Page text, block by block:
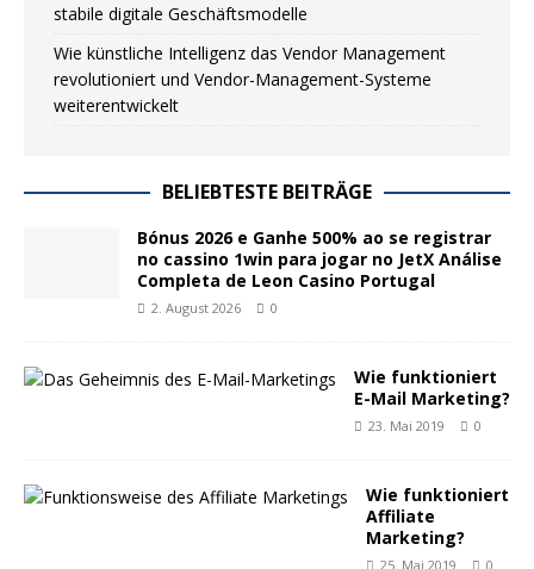
stabile digitale Geschäftsmodelle
Wie künstliche Intelligenz das Vendor Management
revolutioniert und Vendor-Management-Systeme
weiterentwickelt
BELIEBTESTE BEITRÄGE
Bónus 2026 e Ganhe 500% ao se registrar
no cassino 1win para jogar no JetX Análise
Completa de Leon Casino Portugal
2. August 2026 0
Wie funktioniert
E-Mail Marketing?
23. Mai 2019 0
Wie funktioniert
Affiliate
Marketing?
25. Mai 2019 0